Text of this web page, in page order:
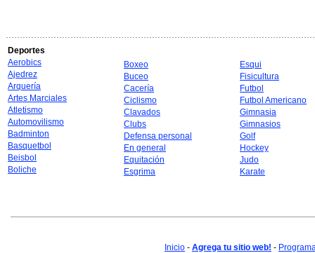
Deportes
Aerobics
Ajedrez
Arquería
Artes Marciales
Atletismo
Automovilismo
Badminton
Basquetbol
Beisbol
Boliche
Boxeo
Buceo
Cacería
Ciclismo
Clavados
Clubs
Defensa personal
En general
Equitación
Esgrima
Esqui
Fisicultura
Futbol
Futbol Americano
Gimnasia
Gimnasios
Golf
Hockey
Judo
Karate
Inicio - Agrega tu sitio web! -